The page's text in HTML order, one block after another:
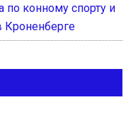
по конному спорту и
Кроненберге